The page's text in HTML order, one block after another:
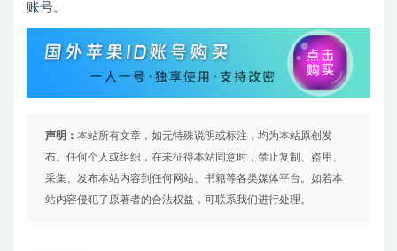
账号。
声明： 本站所有文章，如无特殊说明或标注，均为本站原创发
布。任何个人或组织，在未征得本站同意时，禁止复制、盗用、
采集、发布本站内容到任何网站、书籍等各类媒体平台。如若本
站内容侵犯了原著者的合法权益，可联系我们进行处理。